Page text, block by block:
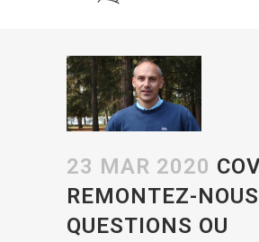
23 MAR 2020
REMONTEZ-
QUESTIONS OU